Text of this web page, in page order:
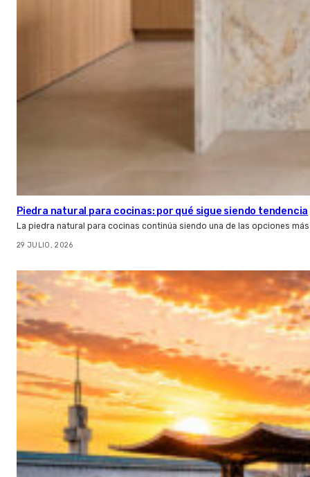
Piedra natural para cocinas: por qué sigue siendo tendencia
La piedra natural para cocinas continúa siendo una de las opciones
29 JULIO, 2026